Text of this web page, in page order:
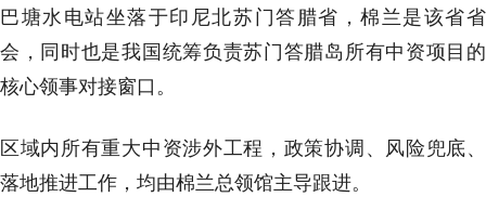
巴塘水电站坐落于印尼北苏门答腊省，棉兰是该省省
会，同时也是我国统筹负责苏门答腊岛所有中资项目的
核心领事对接窗口。
区域内所有重大中资涉外工程，政策协调、风险兜底、
落地推进工作，均由棉兰总领馆主导跟进。